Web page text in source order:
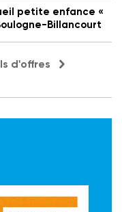
petite enfance «
Billancourt
d'offres